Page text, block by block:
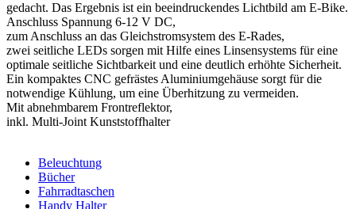
gedacht. Das Ergebnis ist ein beeindruckendes Lichtbild am E-Bike.
Anschluss Spannung 6-12 V DC,
zum Anschluss an das Gleichstromsystem des E-Rades,
zwei seitliche LEDs sorgen mit Hilfe eines Linsensystems für eine
optimale seitliche Sichtbarkeit und eine deutlich erhöhte Sicherheit.
Ein kompaktes CNC gefrästes Aluminiumgehäuse sorgt für die
notwendige Kühlung, um eine Überhitzung zu vermeiden.
Mit abnehmbarem Frontreflektor,
inkl. Multi-Joint Kunststoffhalter
Beleuchtung
Bücher
Fahrradtaschen
Handy Halter